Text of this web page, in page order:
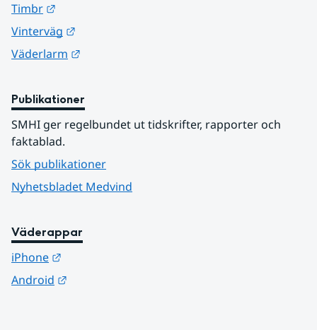
Timbr
Vinterväg
Väderlarm
Publikationer
SMHI ger regelbundet ut tidskrifter, rapporter och
faktablad.
Sök publikationer
Nyhetsbladet Medvind
Väderappar
iPhone
Android